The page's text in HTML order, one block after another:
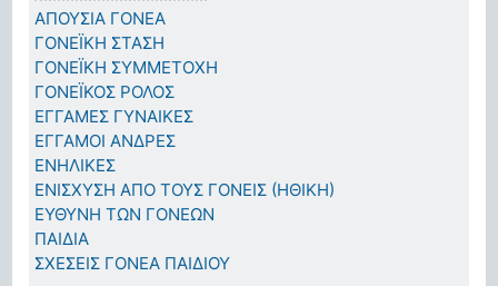
ΑΠΟΥΣΙΑ ΓΟΝΕΑ
ΓΟΝΕΪΚΗ ΣΤΑΣΗ
ΓΟΝΕΪΚΗ ΣΥΜΜΕΤΟΧΗ
ΓΟΝΕΪΚΟΣ ΡΟΛΟΣ
ΕΓΓΑΜΕΣ ΓΥΝΑΙΚΕΣ
ΕΓΓΑΜΟΙ ΑΝΔΡΕΣ
ΕΝΗΛΙΚΕΣ
ΕΝΙΣΧΥΣΗ ΑΠΟ ΤΟΥΣ ΓΟΝΕΙΣ (ΗΘΙΚΗ)
ΕΥΘΥΝΗ ΤΩΝ ΓΟΝΕΩΝ
ΠΑΙΔΙΑ
ΣΧΕΣΕΙΣ ΓΟΝΕΑ ΠΑΙΔΙΟΥ